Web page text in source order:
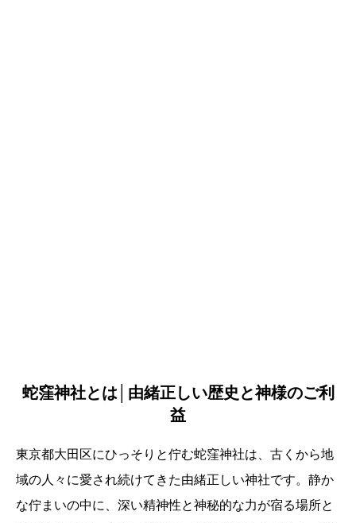
蛇窪神社とは│由緒正しい歴史と神様のご利
益
東京都大田区にひっそりと佇む蛇窪神社は、古くから地
域の人々に愛され続けてきた由緒正しい神社です。静か
な佇まいの中に、深い精神性と神秘的な力が宿る場所と